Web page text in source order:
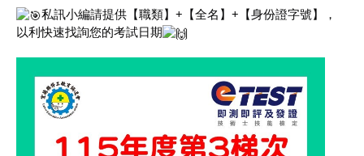
私訊小編請提供【職類】+【全名】+【身份證字號】，
以利快速找詢您的考試日期